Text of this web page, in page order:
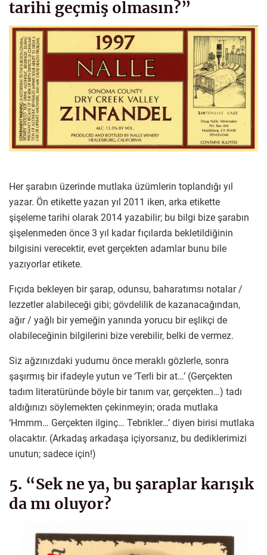
tarihi geçmiş olmasın?”
Her şarabın üzerinde mutlaka üzümlerin toplandığı yıl
yazar. Ön etikette yazan yıl 2011 iken, arka etikette
şişeleme tarihi olarak 2014 yazabilir; bu bilgi bize şarabın
şişelenmeden önce 3 yıl kadar fıçılarda bekletildiğinin
bilgisini verecektir, evet gerçekten adamlar bunu bile
yazıyorlar etikete.
Fıçıda bekleyen bir şarap, odunsu, baharatımsı notalar /
lezzetler alabileceği gibi; gövdelilik de kazanacağından,
ağır / yağlı bir yemeğin yanında yorucu bir eşlikçi de
olabileceğinin bilgilerini bize verebilir, belki de vermez.
Siz ağzınızdaki yudumu önce meraklı gözlerle, sonra
şaşırmış bir ifadeyle yutun ve ‘Terli bir at…’ (Gerçekten
tadım literatüründe böyle bir tanım var, gerçekten…) tadı
aldığınızı söylemekten çekinmeyin; orada mutlaka
‘Hmmm… Gerçekten ilginç… Tebrikler…’ diyen birisi mutlaka
olacaktır. (Arkadaş arkadaşa içiyorsanız, bu dediklerimizi
unutun; sadece için!)
5. “Sek ne ya, bu şaraplar karışık
da mı oluyor?